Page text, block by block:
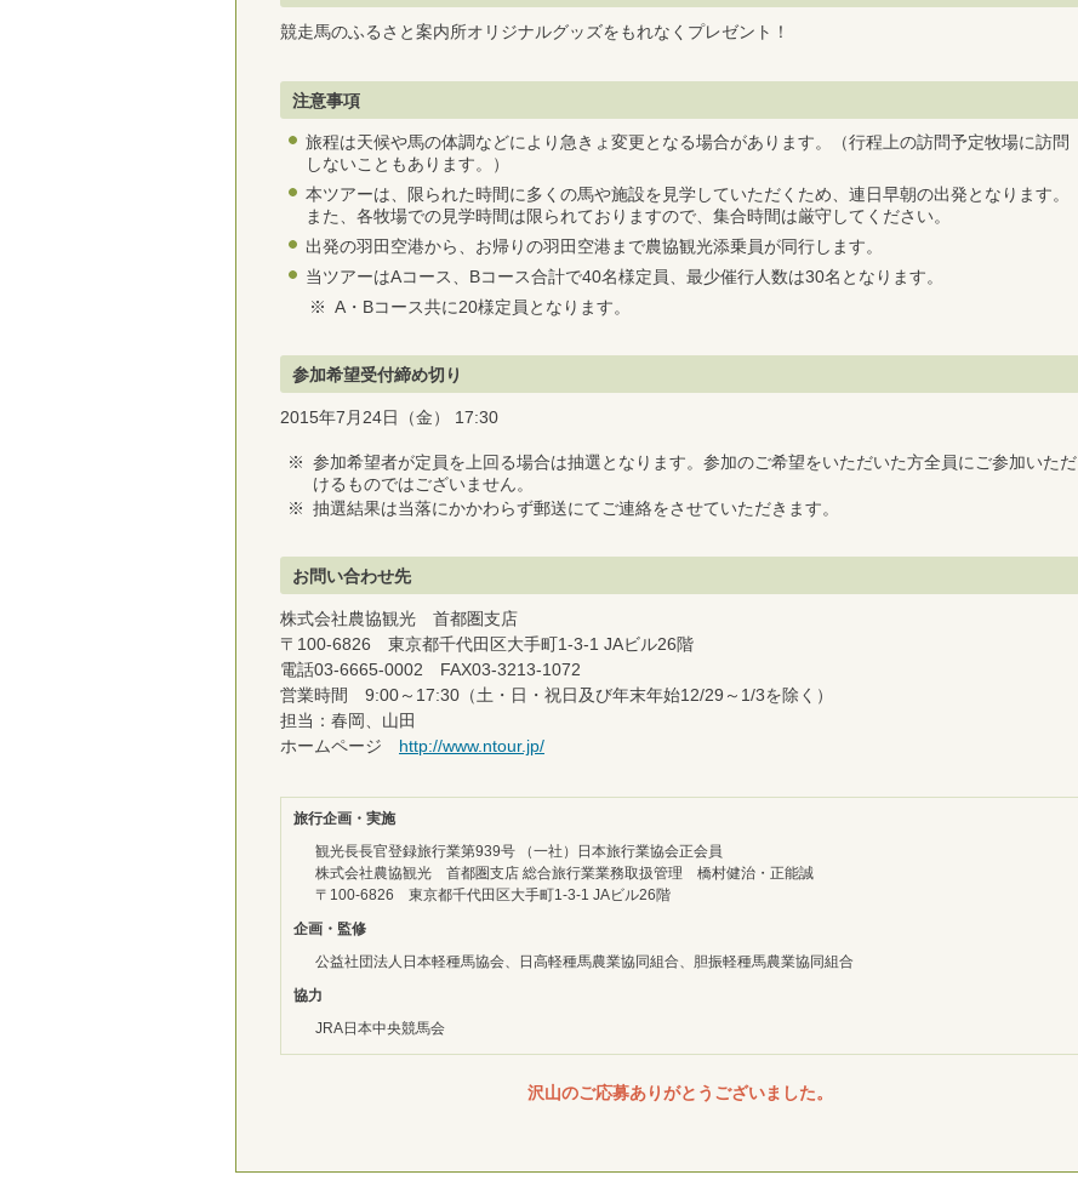
競走馬のふるさと案内所オリジナルグッズをもれなくプレゼント！
注意事項
旅程は天候や馬の体調などにより急きょ変更となる場合があります。（行程上の訪問予定牧場に訪問
しないこともあります。）
本ツアーは、限られた時間に多くの馬や施設を見学していただくため、連日早朝の出発となります。
また、各牧場での見学時間は限られておりますので、集合時間は厳守してください。
出発の羽田空港から、お帰りの羽田空港まで農協観光添乗員が同行します。
当ツアーはAコース、Bコース合計で40名様定員、最少催行人数は30名となります。
※ A・Bコース共に20様定員となります。
参加希望受付締め切り
2015年7月24日（金） 17:30
※ 参加希望者が定員を上回る場合は抽選となります。参加のご希望をいただいた方全員にご参加いただ
けるものではございません。
※ 抽選結果は当落にかかわらず郵送にてご連絡をさせていただきます。
お問い合わせ先
株式会社農協観光 首都圏支店
〒100-6826 東京都千代田区大手町1-3-1 JAビル26階
電話03-6665-0002 FAX03-3213-1072
営業時間 9:00～17:30（土・日・祝日及び年末年始12/29～1/3を除く）
担当：春岡、山田
ホームページ http://www.ntour.jp/
旅行企画・実施
観光長長官登録旅行業第939号 （一社）日本旅行業協会正会員
株式会社農協観光 首都圏支店 総合旅行業業務取扱管理 橋村健治・正能誠
〒100-6826 東京都千代田区大手町1-3-1 JAビル26階
企画・監修
公益社団法人日本軽種馬協会、日高軽種馬農業協同組合、胆振軽種馬農業協同組合
協力
JRA日本中央競馬会
沢山のご応募ありがとうございました。